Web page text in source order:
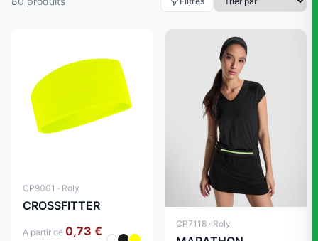
CP9001 · Roly
CROSSFITTER
A partir de 0,73 €
CP7118 · Roly